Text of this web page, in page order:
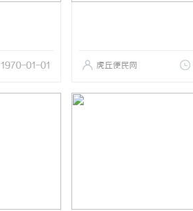
1970-01-01 虎丘便民网